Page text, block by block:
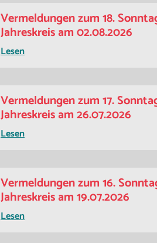
Vermeldungen zum 18.
Jahreskreis am 02.08.2026
Lesen
Vermeldungen zum 17.
Jahreskreis am 26.07.2026
Lesen
Vermeldungen zum 16.
Jahreskreis am 19.07.2026
Lesen